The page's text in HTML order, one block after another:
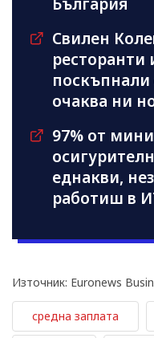
Свилен
ресторанти
поскъпнали
очаква ни
97% от
еднакви,
работиш в
Източник: Euronews
средна заплата